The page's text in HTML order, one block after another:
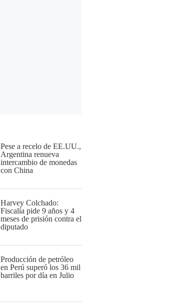
Pese a recelo de EE.UU.,
Argentina renueva
intercambio de monedas
con China
Harvey Colchado:
Fiscalía pide 9 años y 4
meses de prisión contra el
diputado
Producción de petróleo
en Perú superó los 36 mil
barriles por día en Julio